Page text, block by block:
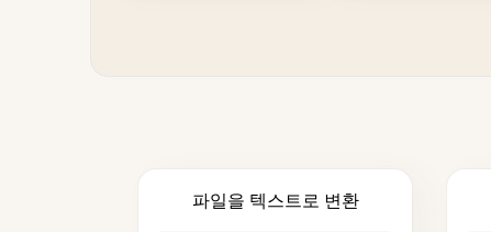
파일을 텍스트로 변환